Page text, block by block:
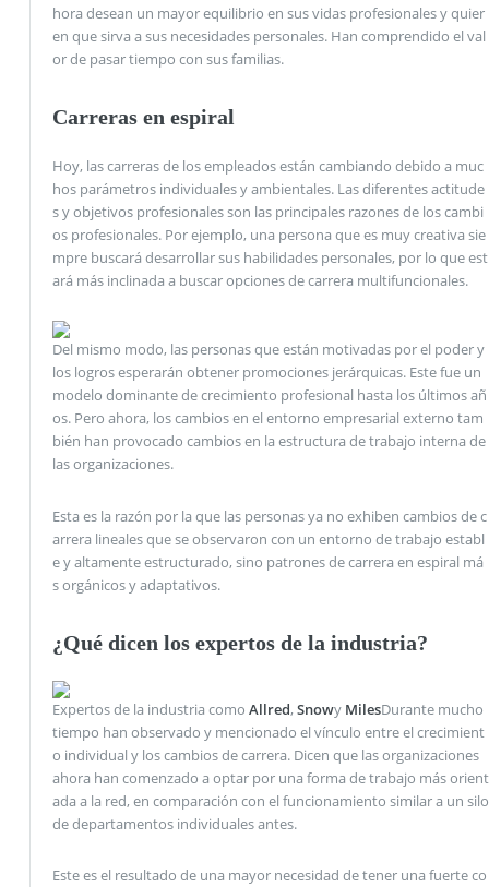
hora desean un mayor equilibrio en sus vidas profesionales y quier
en que sirva a sus necesidades personales. Han comprendido el val
or de pasar tiempo con sus familias.
Carreras en espiral
Hoy, las carreras de los empleados están cambiando debido a muc
hos parámetros individuales y ambientales. Las diferentes actitude
s y objetivos profesionales son las principales razones de los cambi
os profesionales. Por ejemplo, una persona que es muy creativa sie
mpre buscará desarrollar sus habilidades personales, por lo que est
ará más inclinada a buscar opciones de carrera multifuncionales.
Del mismo modo, las personas que están motivadas por el poder y
los logros esperarán obtener promociones jerárquicas. Este fue un
modelo dominante de crecimiento profesional hasta los últimos añ
os. Pero ahora, los cambios en el entorno empresarial externo tam
bién han provocado cambios en la estructura de trabajo interna de
las organizaciones.
Esta es la razón por la que las personas ya no exhiben cambios de c
arrera lineales que se observaron con un entorno de trabajo establ
e y altamente estructurado, sino patrones de carrera en espiral má
s orgánicos y adaptativos.
¿Qué dicen los expertos de la industria?
Expertos de la industria como Allred, Snowy MilesDurante mucho
tiempo han observado y mencionado el vínculo entre el crecimient
o individual y los cambios de carrera. Dicen que las organizaciones
ahora han comenzado a optar por una forma de trabajo más orient
ada a la red, en comparación con el funcionamiento similar a un silo
de departamentos individuales antes.
Este es el resultado de una mayor necesidad de tener una fuerte co